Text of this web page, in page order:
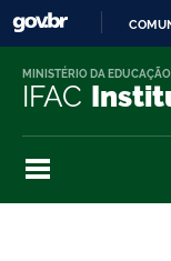
IFAC
MINISTÉRIO DA EDUCAÇÃO